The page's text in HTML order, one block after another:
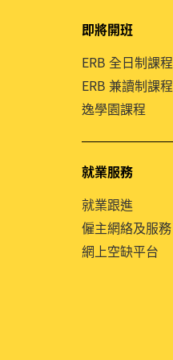
即將開班
ERB 全日制課程
ERB 兼讀制課程
逸學園課程
就業服務
就業跟進
僱主網絡及服務
網上空缺平台